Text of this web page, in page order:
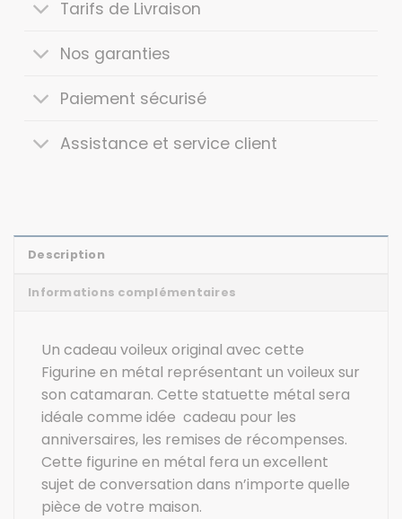
Tarifs de Livraison
Nos garanties
Paiement sécurisé
Assistance et service client
Description
Informations complémentaires
Un cadeau voileux original avec cette
Figurine en métal représentant un voileux sur
son catamaran. Cette statuette métal sera
idéale comme idée cadeau pour les
anniversaires, les remises de récompenses.
Cette figurine en métal fera un excellent
sujet de conversation dans n’importe quelle
pièce de votre maison.